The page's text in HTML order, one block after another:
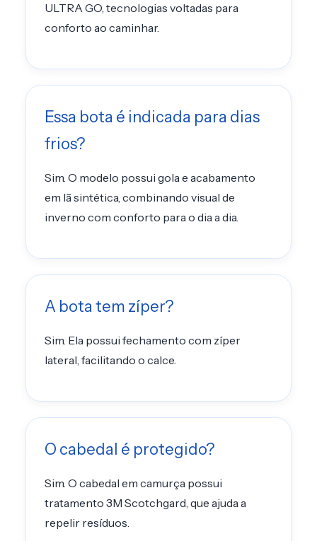
ULTRA GO, tecnologias voltadas para
conforto ao caminhar.
Essa bota é indicada para dias
frios?
Sim. O modelo possui gola e acabamento
em lã sintética, combinando visual de
inverno com conforto para o dia a dia.
A bota tem zíper?
Sim. Ela possui fechamento com zíper
lateral, facilitando o calce.
O cabedal é protegido?
Sim. O cabedal em camurça possui
tratamento 3M Scotchgard, que ajuda a
repelir resíduos.